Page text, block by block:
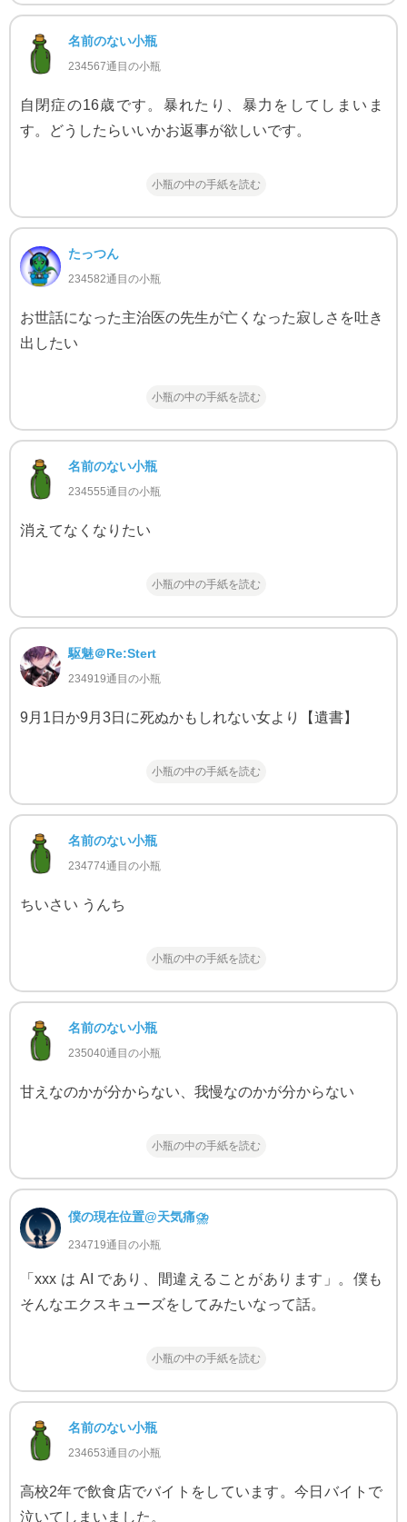
名前のない小瓶
234567通目の小瓶
自閉症の16歳です。暴れたり、暴力をしてしまいま
す。どうしたらいいかお返事が欲しいです。
小瓶の中の手紙を読む
たっつん
234582通目の小瓶
お世話になった主治医の先生が亡くなった寂しさを吐き
出したい
小瓶の中の手紙を読む
名前のない小瓶
234555通目の小瓶
消えてなくなりたい
小瓶の中の手紙を読む
駆魅＠Re:Stert
234919通目の小瓶
9月1日か9月3日に死ぬかもしれない女より【遺書】
小瓶の中の手紙を読む
名前のない小瓶
234774通目の小瓶
ちいさい うんち
小瓶の中の手紙を読む
名前のない小瓶
235040通目の小瓶
甘えなのかが分からない、我慢なのかが分からない
小瓶の中の手紙を読む
僕の現在位置@天気痛⛈
234719通目の小瓶
「xxx は AI であり、間違えることがあります」。僕も
そんなエクスキューズをしてみたいなって話。
小瓶の中の手紙を読む
名前のない小瓶
234653通目の小瓶
高校2年で飲食店でバイトをしています。今日バイトで
泣いてしまいました。